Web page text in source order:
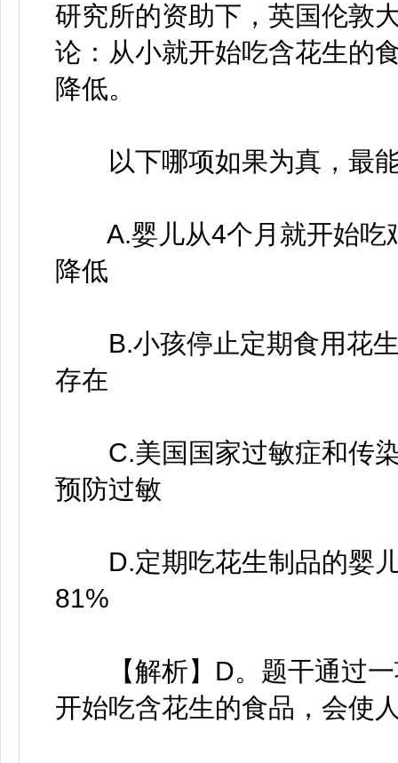
研究所的资助下，英国伦敦
论：从小就开始吃含花生的
降低。
以下哪项如果为真，最能
A.婴儿从4个月就开始吃
降低
B.小孩停止定期食用花生
存在
C.美国国家过敏症和传染
预防过敏
D.定期吃花生制品的婴儿
81%
【解析】D。题干通过一
开始吃含花生的食品，会使